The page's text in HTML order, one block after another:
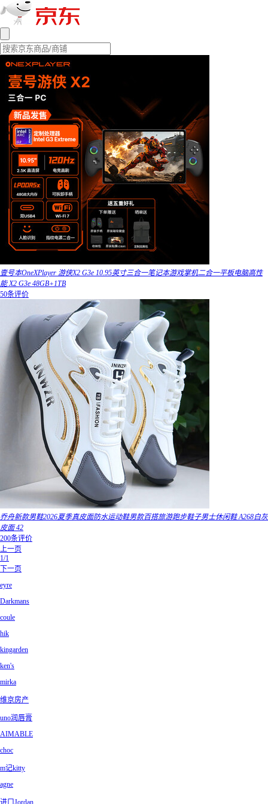
壹号本OneXPlayer 游侠X2 G3e 10.95英寸三合一笔记本游戏掌机二合一平板电脑高性
能 X2 G3e 48GB+1TB
50条评价
乔舟新款男鞋2026夏季真皮面防水运动鞋男款百搭旅游跑步鞋子男士休闲鞋 A268白灰
皮面 42
200条评价
上一页
1/1
下一页
eyre
Darkmans
coule
hik
kingarden
ken's
mirka
维京房产
uno润唇膏
AIMABLE
choc
m记kitty
agne
进口Jordan